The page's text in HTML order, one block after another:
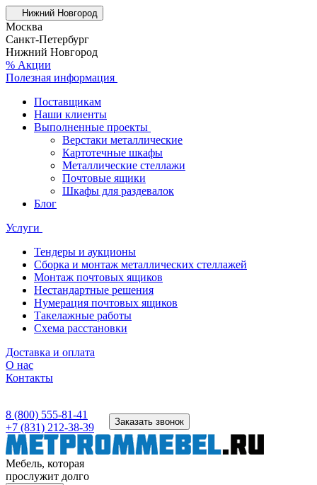
Нижний Новгород
Москва
Санкт-Петербург
Нижний Новгород
% Акции
Полезная информация
Поставщикам
Наши клиенты
Выполненные проекты
Верстаки металлические
Картотечные шкафы
Металлические стеллажи
Почтовые ящики
Шкафы для раздевалок
Блог
Услуги
Тендеры и аукционы
Сборка и монтаж металлических стеллажей
Монтаж почтовых ящиков
Нестандартные решения
Нумерация почтовых ящиков
Такелажные работы
Схема расстановки
Доставка и оплата
О нас
Контакты
8 (800) 555-81-41
+7 (831) 212-38-39
Заказать звонок
Мебель, которая
прослужит долго